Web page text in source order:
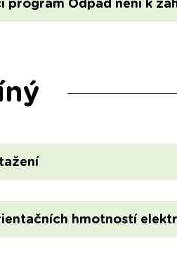
program Odpad není k
hmotností